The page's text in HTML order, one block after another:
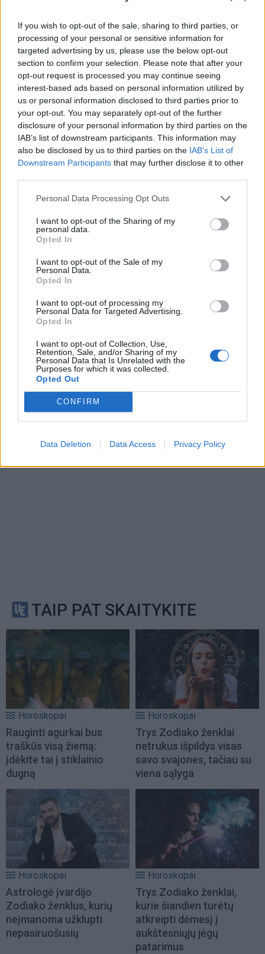
If you wish to opt-out of the sale, sharing to third parties, or
processing of your personal or sensitive information for
targeted advertising by us, please use the below opt-out
section to confirm your selection. Please note that after your
opt-out request is processed you may continue seeing
interest-based ads based on personal information utilized by
us or personal information disclosed to third parties prior to
your opt-out. You may separately opt-out of the further
disclosure of your personal information by third parties on the
IAB’s list of downstream participants. This information may
also be disclosed by us to third parties on the IAB’s List of
Downstream Participants that may further disclose it to other
Personal Data Processing Opt Outs
I want to opt-out of the Sharing of my
personal data.
Opted In
I want to opt-out of the Sale of my
Personal Data.
Opted In
I want to opt-out of processing my
Personal Data for Targeted Advertising.
Opted In
I want to opt-out of Collection, Use,
Retention, Sale, and/or Sharing of my
Personal Data that Is Unrelated with the
Purposes for which it was collected.
Opted Out
CONFIRM
Data Deletion Data Access Privacy Policy
rytų horoskopas
kinų horoskopas
VE.lt laisvalaikis
Komentarai
Rašyti komentarą
Komentaras
Sutinku sutaisyklėmis
This site is protected by
reCAPTCHA and the Google
Serviceapply.
TAIP PAT SKAITYKITE
Horoskopai
Rauginti agurkai bus
traškūs visą žiemą:
įdėkite tai į stiklainio
dugną
Horoskopai
Trys Zodiako ženklai
netrukus išpildys visas
savo svajones, tačiau su
viena sąlyga
Horoskopai
Astrologė įvardijo
Zodiako ženklus, kurių
neįmanoma užklupti
nepasiruošusių
Horoskopai
Trys Zodiako ženklai,
kurie šiandien turėtų
atkreipti dėmesį į
aukštesniųjų jėgų
patarimus